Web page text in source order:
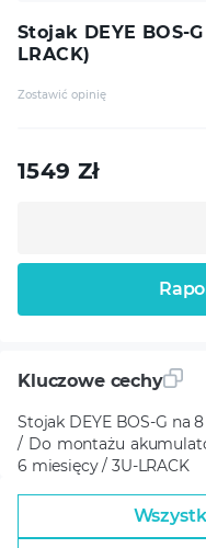
Stojak DEYE BOS-
LRACK)
Zostawić opinię
1549 Zł
Kluczowe cechy
Stojak DEYE BOS-G na
/ Do montażu
6 miesięcy / 3U-LRACK